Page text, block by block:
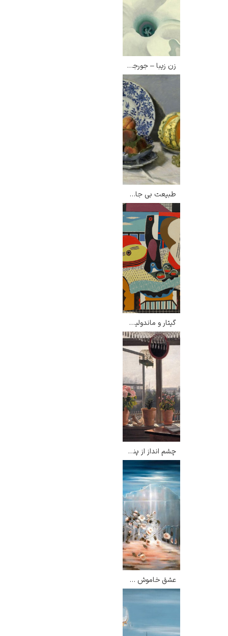
زن زیبا – جورجیا اوکیف
طبیعت بی جان با خربزه – کلود مونه
گیتار و ماندولین – پابلو پیکاسو
چشم انداز از پنجره هنرمند – مارتینوس روبی
عشق خاموش شده – ایران درودی